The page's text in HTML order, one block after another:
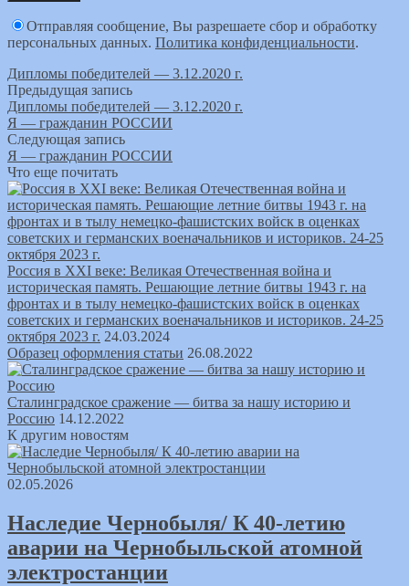
Отправляя сообщение, Вы разрешаете сбор и обработку
персональных данных. Политика конфиденциальности.
Дипломы победителей — 3.12.2020 г.
Предыдущая запись
Дипломы победителей — 3.12.2020 г.
Я — гражданин РОССИИ
Следующая запись
Я — гражданин РОССИИ
Что еще почитать
Россия в ХХI веке: Великая Отечественная война и
историческая память. Решающие летние битвы 1943 г. на
фронтах и в тылу немецко-фашистских войск в оценках
советских и германских военачальников и историков. 24-25
октября 2023 г. 24.03.2024
Образец оформления статьи 26.08.2022
Сталинградское сражение — битва за нашу историю и
Россию 14.12.2022
К другим новостям
02.05.2026
Наследие Чернобыля/ К 40-летию
аварии на Чернобыльской атомной
электростанции